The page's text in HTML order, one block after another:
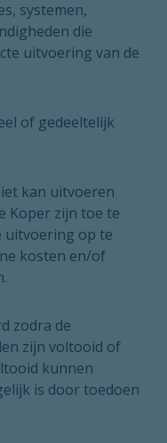
systemen,
die
uitvoering van de
of gedeeltelijk
kan uitvoeren
Koper zijn toe te
uitvoering op te
kosten en/of
zodra de
zijn voltooid of
kunnen
is door toedoen